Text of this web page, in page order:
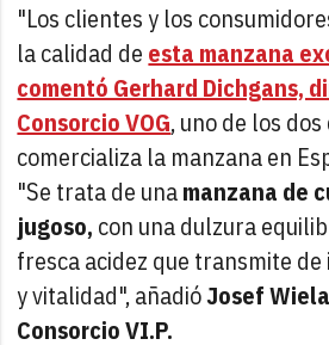
"Los clientes y los
la calidad de esta manzana
comentó Gerhard Dichgans,
Consorcio VOG, uno de los
comercializa la manzana en
"Se trata de unamanzana de
jugoso, con una dulzura
fresca acidez que transmite
y vitalidad", añadióJosef
Consorcio VI.P.